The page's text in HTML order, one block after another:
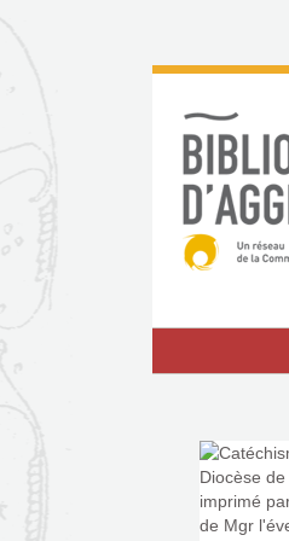
menu
contenu
la